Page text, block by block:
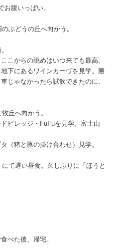
腹いっぱい。
ぶどうの丘へ向かう。
こからの眺めはいつ来ても最高。
下にあるワインカーヴを見学。勝
じゃなかったら試飲できたのに、
丘へ向かう。
ビレッジ・FuFuを見学。富士山
（猪と豚の掛け合わせ）見学。
て遅い昼食。久しぶりに「ほうと
べた後、帰宅。